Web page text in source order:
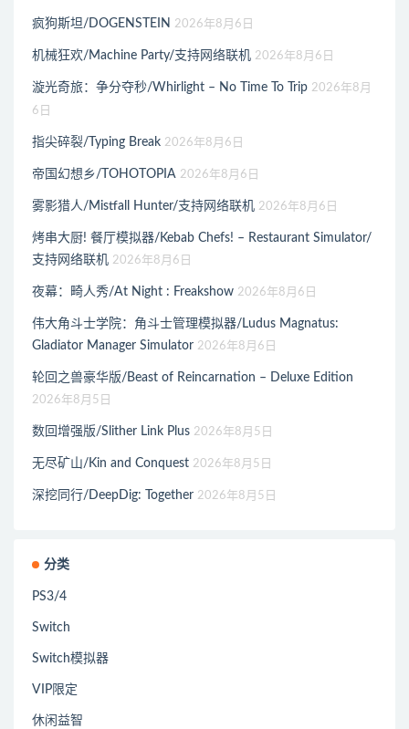
疯狗斯坦/DOGENSTEIN 2026年8月6日
机械狂欢/Machine Party/支持网络联机 2026年8月6日
漩光奇旅：争分夺秒/Whirlight – No Time To Trip 2026年8月
6日
指尖碎裂/Typing Break 2026年8月6日
帝国幻想乡/TOHOTOPIA 2026年8月6日
雾影猎人/Mistfall Hunter/支持网络联机 2026年8月6日
烤串大厨! 餐厅模拟器/Kebab Chefs! – Restaurant Simulator/
支持网络联机 2026年8月6日
夜幕：畸人秀/At Night : Freakshow 2026年8月6日
伟大角斗士学院：角斗士管理模拟器/Ludus Magnatus:
Gladiator Manager Simulator 2026年8月6日
轮回之兽豪华版/Beast of Reincarnation – Deluxe Edition
2026年8月5日
数回增强版/Slither Link Plus 2026年8月5日
无尽矿山/Kin and Conquest 2026年8月5日
深挖同行/DeepDig: Together 2026年8月5日
分类
PS3/4
Switch
Switch模拟器
VIP限定
休闲益智